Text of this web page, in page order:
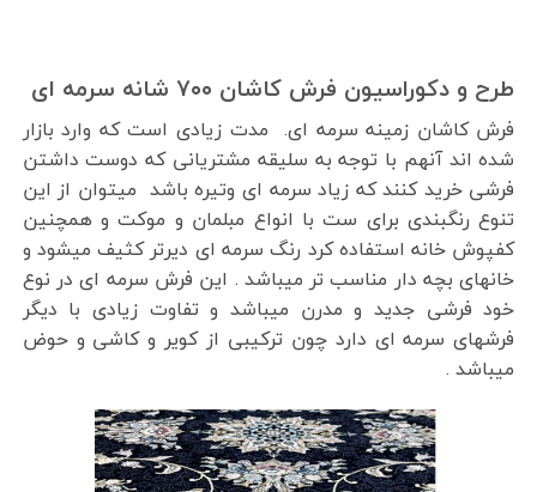
طرح و دکوراسیون فرش کاشان ۷۰۰ شانه سرمه ای
فرش کاشان زمینه سرمه ای. مدت زیادی است که وارد بازار
شده اند آنهم با توجه به سلیقه مشتریانی که دوست داشتن
فرشی خرید کنند که زیاد سرمه ای وتیره باشد میتوان از این
تنوع رنگبندی برای ست با انواع مبلمان و موکت و همچنین
کفپوش خانه استفاده کرد رنگ سرمه ای دیرتر کثیف میشود و
خانهای بچه دار مناسب تر میباشد . این فرش سرمه ای در نوع
خود فرشی جدید و مدرن میباشد و تفاوت زیادی با دیگر
فرشهای سرمه ای دارد چون ترکیبی از کویر و کاشی و حوض
میباشد .